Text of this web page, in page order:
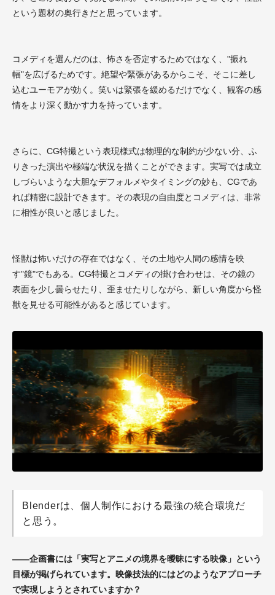
という題材の奥行きだと思っています。
コメディを選んだのは、怖さを否定するためではなく、"振れ
幅"を広げるためです。絶望や緊張があるからこそ、そこに差し
込むユーモアが効く。笑いは緊張を緩めるだけでなく、観客の感
情をより深く動かす力を持っています。
さらに、CG特撮という表現様式は物理的な制約が少ない分、ふ
りきった演出や極端な状況を描くことができます。実写では成立
しづらいような大胆なデフォルメやタイミングの妙も、CGであ
れば精密に設計できます。その表現の自由度とコメディは、非常
に相性が良いと感じました。
怪獣は怖いだけの存在ではなく、その土地や人間の感情を映
す"鏡"でもある。CG特撮とコメディの掛け合わせは、その鏡の
表面を少し曇らせたり、歪ませたりしながら、新しい角度から怪
獣を見せる可能性があると感じています。
Blenderは、個人制作における最強の統合環境だ
と思う。
——企画書には「実写とアニメの境界を曖昧にする映像」という
目標が掲げられています。映像技法的にはどのようなアプローチ
で実現しようとされていますか？